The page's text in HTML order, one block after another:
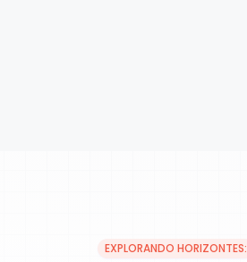
EXPLORANDO HORIZONTES: